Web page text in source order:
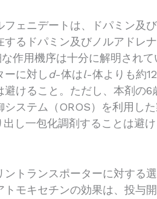
ェニデートは、ドパミン及
るドパミン及びノルアドレ
作用機序は十分に解明されて
ーに対し d-体はl-体よりも約
けること。ただし、本剤の
ステム（OROS）を利用し
し一包化調剤することは避け
トランスポーターに対する
モキセチンの効果は、投与